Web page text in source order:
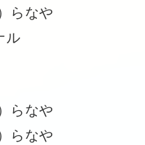
らなや
ル
らなや
らなや